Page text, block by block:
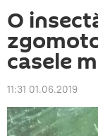
O
casele
11:31 01.06.2019